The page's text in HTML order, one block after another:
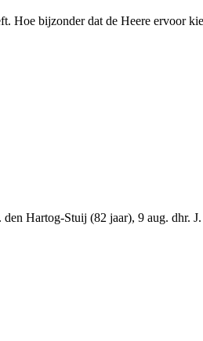
Hoe bijzonder dat de Heere ervoor
Hartog-Stuij (82 jaar), 9 aug. dhr.